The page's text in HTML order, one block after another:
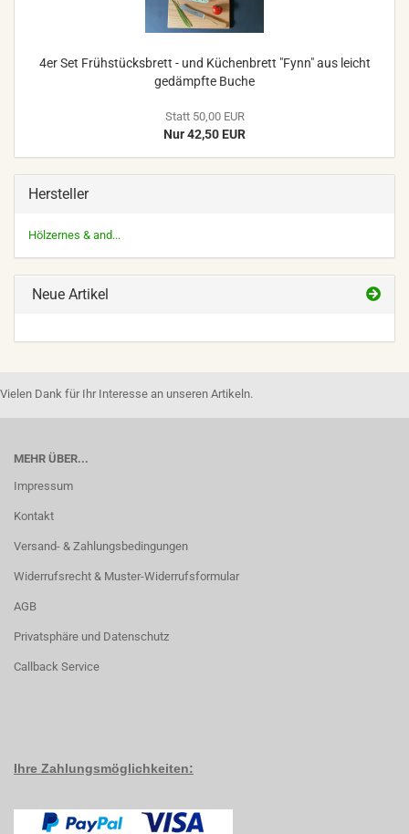
4er Set Frühstücksbrett - und Küchenbrett "Fynn" aus leicht
gedämpfte Buche
Statt 50,00 EUR
Nur 42,50 EUR
Hersteller
Hölzernes & and...
Neue Artikel
Vielen Dank für Ihr Interesse an unseren Artikeln.
MEHR ÜBER...
Impressum
Kontakt
Versand- & Zahlungsbedingungen
Widerrufsrecht & Muster-Widerrufsformular
AGB
Privatsphäre und Datenschutz
Callback Service
Ihre Zahlungsmöglichkeiten: